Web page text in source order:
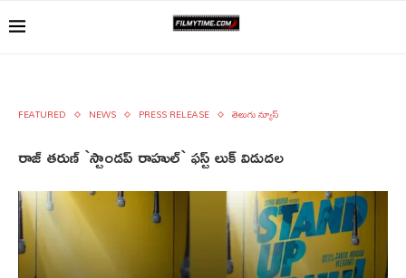
FEATURED NEWS PRESS RELEASE తెలుగు న్యూస్
రాజ్ త‌రుణ్ `స్టాండ‌ప్ రాహుల్` ఫ‌స్ట్ లుక్ విడుద‌ల‌‌